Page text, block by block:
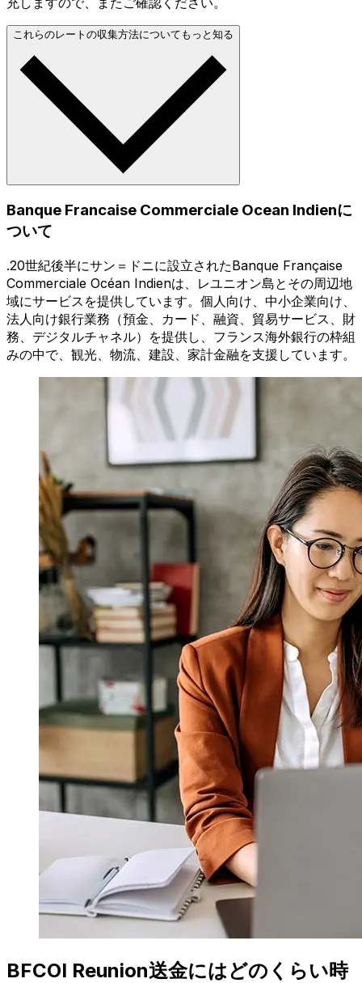
これらのレートの収集方法についてもっと知る
Banque Francaise Commerciale Ocean Indienに
ついて
.20世紀後半にサン＝ドニに設立されたBanque Française
Commerciale Océan Indienは、レユニオン島とその周辺地
域にサービスを提供しています。個人向け、中小企業向け、
法人向け銀行業務（預金、カード、融資、貿易サービス、財
務、デジタルチャネル）を提供し、フランス海外銀行の枠組
みの中で、観光、物流、建設、家計金融を支援しています。
BFCOI Reunion送金にはどのくらい時